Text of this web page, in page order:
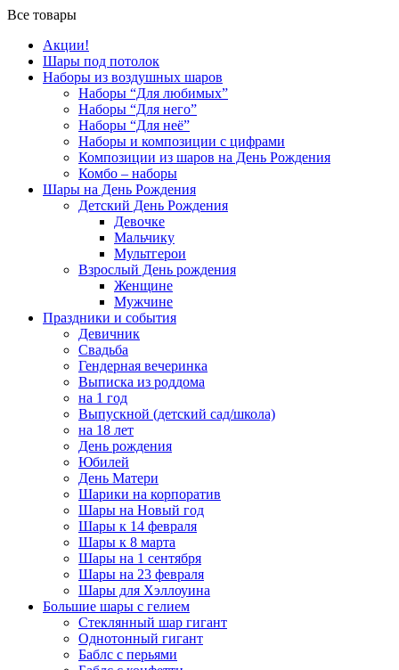
Все товары
Акции!
Шары под потолок
Наборы из воздушных шаров
Наборы “Для любимых”
Наборы “Для него”
Наборы “Для неё”
Наборы и композиции с цифрами
Композиции из шаров на День Рождения
Комбо – наборы
Шары на День Рождения
Детский День Рождения
Девочке
Мальчику
Мультгерои
Взрослый День рождения
Женщине
Мужчине
Праздники и события
Девичник
Свадьба
Гендерная вечеринка
Выписка из роддома
на 1 год
Выпускной (детский сад/школа)
на 18 лет
День рождения
Юбилей
День Матери
Шарики на корпоратив
Шары на Новый год
Шары к 14 февраля
Шары к 8 марта
Шары на 1 сентября
Шары на 23 февраля
Шары для Хэллоуина
Большие шары с гелием
Стеклянный шар гигант
Однотонный гигант
Баблс с перьями